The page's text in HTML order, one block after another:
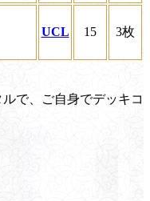
UCL 15 3枚
で、ご自身でデッキコ